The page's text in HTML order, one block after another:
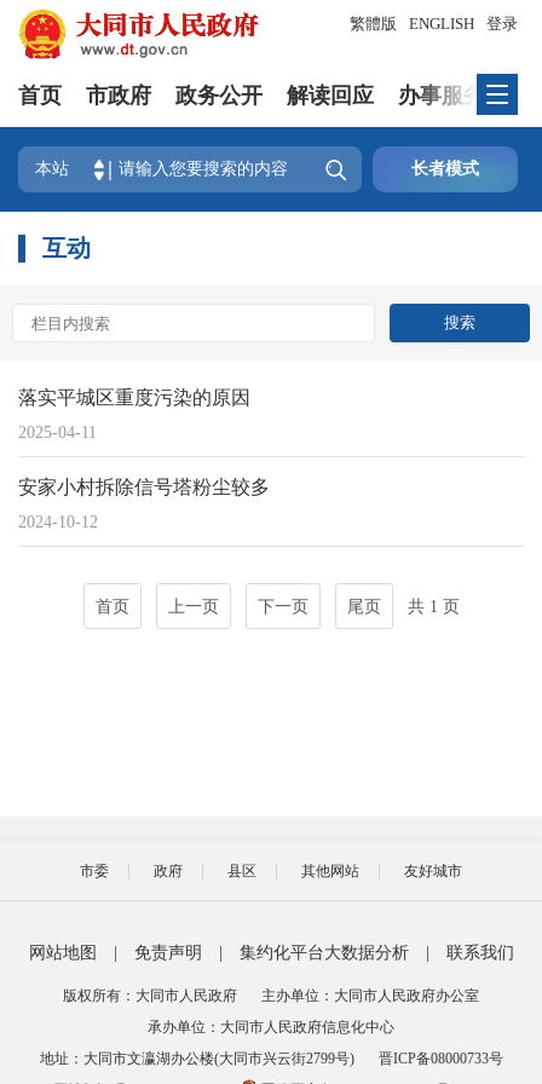
登录
繁體版 ENGLISH
首页 市政府 政务公开 解读回应 办事服务
本站  长者模式
互动
落实平城区重度污染的原因
2025-04-11
安家小村拆除信号塔粉尘较多
2024-10-12
首页 上一页 下一页 尾页 共 1 页
市委 政府 县区 其他网站 友好城市
网站地图 免责声明 集约化平台大数据分析 联系我们
版权所有：大同市人民政府
主办单位：大同市人民政府办公室
承办单位：大同市人民政府信息化中心
地址：大同市文瀛湖办公楼(大同市兴云街2799号)
晋ICP备08000733号